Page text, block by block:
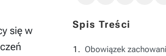
Spis Treści
Obowiązek
się w